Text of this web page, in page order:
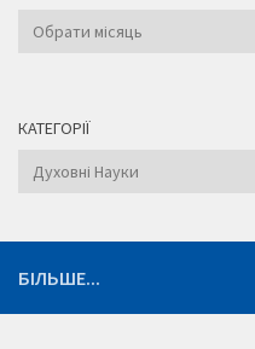
Архіви
КАТЕГОРІЇ
Категорії
БІЛЬШЕ...